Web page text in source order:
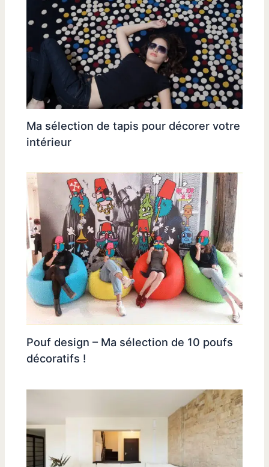
Ma sélection de tapis pour décorer votre
intérieur
Pouf design – Ma sélection de 10 poufs
décoratifs !